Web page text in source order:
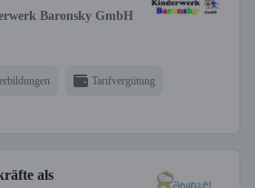
Baronsky GmbH
Tarifvergütung
als